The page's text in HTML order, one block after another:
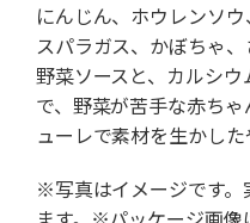
にんじん、ホウレンソ
スパラガス、かぼちゃ
野菜ソースと、カルシ
で、野菜が苦手な赤ち
ューレで素材を生かした
※写真はイメージです。